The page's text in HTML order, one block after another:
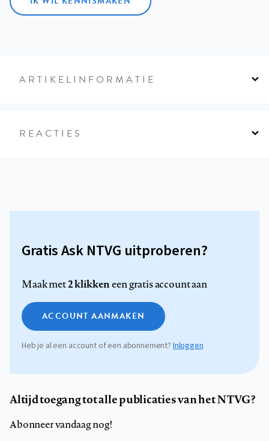
ARTIKELINFORMATIE
REACTIES
Gratis Ask NTVG uitproberen?
Maak met2 klikkeneen gratis account aan
ACCOUNT AANMAKEN
Heb je al een account of een abonnement?Inloggen
Altijd toegang tot alle publicaties van het NTVG?
Abonneer vandaag nog!